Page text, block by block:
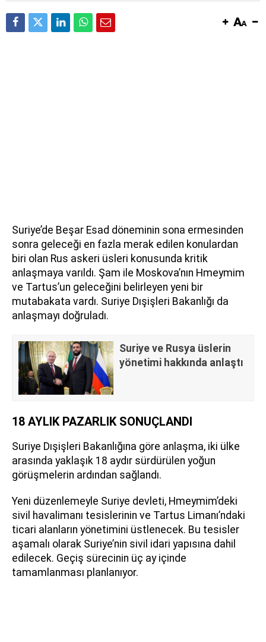
Suriye’de Beşar Esad döneminin sona ermesinden
sonra geleceği en fazla merak edilen konulardan
biri olan Rus askeri üsleri konusunda kritik
anlaşmaya varıldı. Şam ile Moskova’nın Hmeymim
ve Tartus’un geleceğini belirleyen yeni bir
mutabakata vardı. Suriye Dışişleri Bakanlığı da
anlaşmayı doğruladı.
Suriye ve Rusya üslerin
yönetimi hakkında anlaştı
18 AYLIK PAZARLIK SONUÇLANDI
Suriye Dışişleri Bakanlığına göre anlaşma, iki ülke
arasında yaklaşık 18 aydır sürdürülen yoğun
görüşmelerin ardından sağlandı.
Yeni düzenlemeyle Suriye devleti, Hmeymim’deki
sivil havalimanı tesislerinin ve Tartus Limanı’ndaki
ticari alanların yönetimini üstlenecek. Bu tesisler
aşamalı olarak Suriye’nin sivil idari yapısına dahil
edilecek. Geçiş sürecinin üç ay içinde
tamamlanması planlanıyor.